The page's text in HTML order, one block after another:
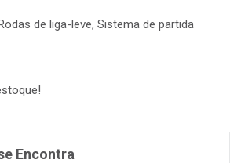
de liga-leve, Sistema de partida
Encontra